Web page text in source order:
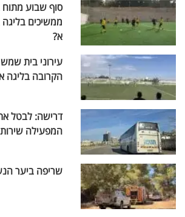
סוף שבוע מתוח
ממשיכים בליגה
א?
עירוני בית
הקרובה בליגה
דרישה: לבטל
המפעילה
שריפה ביער